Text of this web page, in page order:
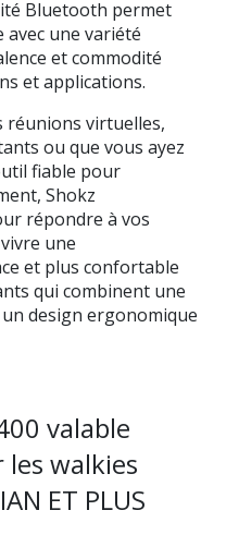
Bluetooth permet
une variété
et commodité
et applications.
réunions virtuelles,
ou que vous ayez
fiable pour
Shokz
répondre à vos
une
et plus confortable
qui combinent une
design ergonomique
valable
walkies
ET PLUS